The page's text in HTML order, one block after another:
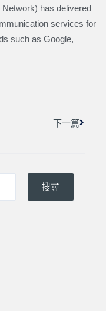
has delivered
services for
such as Google,
下一篇
搜尋